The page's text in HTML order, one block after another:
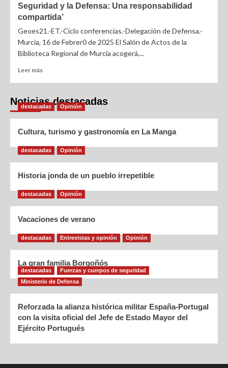
Seguridad y la Defensa: Una responsabilidad
compartida’
Geoes21.-ET.-Ciclo conferencias.-Delegación de Defensa.-
Murcia, 16 de Febrer0 de 2025 El Salón de Actos de la
Biblioteca Regional de Murcia acogerá,...
Leer más
Noticias destacadas
destacadas Opinión
Cultura, turismo y gastronomía en La Manga
destacadas Opinión
Historia jonda de un pueblo irrepetible
destacadas Opinión
Vacaciones de verano
destacadas Entrevistas y opinión Opinión
La gran familia Borgoñós
destacadas
Fuerzas y cuerpos de seguridad
Ministerio de Defensa
Reforzada la alianza histórica militar España-Portugal
con la visita oficial del Jefe de Estado Mayor del
Ejército Portugués